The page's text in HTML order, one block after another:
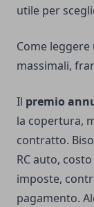
utile per
Come
massimali,
Il premio
la copertura,
contratto.
RC auto,
imposte,
pagamento.